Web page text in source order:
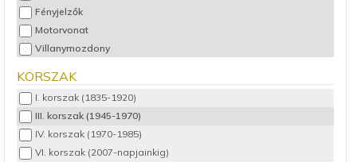
Fényjelzők
Motorvonat
Villanymozdony
KORSZAK
I. korszak (1835-1920)
III. korszak (1945-1970)
IV. korszak (1970-1985)
VI. korszak (2007-napjainkig)